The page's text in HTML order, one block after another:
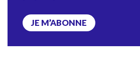
JE M’ABONNE